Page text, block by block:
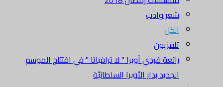
شعر وادب
الكل
تلفزيون
رائعة فردي أوبرا " لا ترافياتا " في افتتاح الموسم
الجديد بدار الأوبرا السلطانيّة